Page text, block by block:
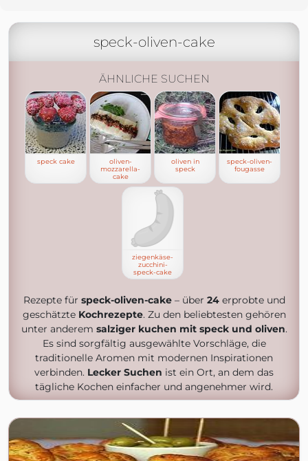
speck-oliven-cake
ÄHNLICHE SUCHEN
speck cake
oliven-
mozzarella-
cake
oliven in
speck
speck-oliven-
fougasse
ziegenkäse-
zucchini-
speck-cake
Rezepte für speck-oliven-cake– über 24erprobte und
geschätzte Kochrezepte. Zu den beliebtesten gehören
unter anderem salziger kuchen mit speck und oliven.
Es sind sorgfältig ausgewählte Vorschläge, die
traditionelle Aromen mit modernen Inspirationen
verbinden. Lecker Suchen ist ein Ort, an dem das
tägliche Kochen einfacher und angenehmer wird.